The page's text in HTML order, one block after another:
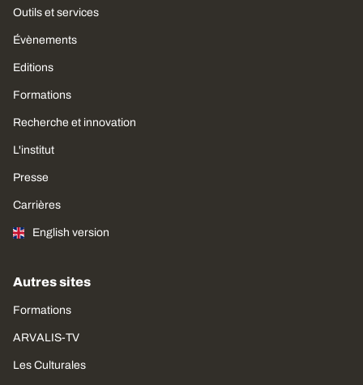
Outils et services
Évènements
Editions
Formations
Recherche et innovation
L'institut
Presse
Carrières
English version
Autres sites
Formations
ARVALIS-TV
Les Culturales